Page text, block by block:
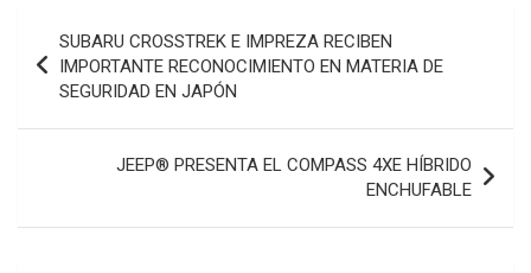
de
entradas
SUBARU CROSSTREK E IMPREZA RECIBEN
IMPORTANTE RECONOCIMIENTO EN MATERIA DE
SEGURIDAD EN JAPÓN
JEEP® PRESENTA EL COMPASS 4XE HÍBRIDO
ENCHUFABLE